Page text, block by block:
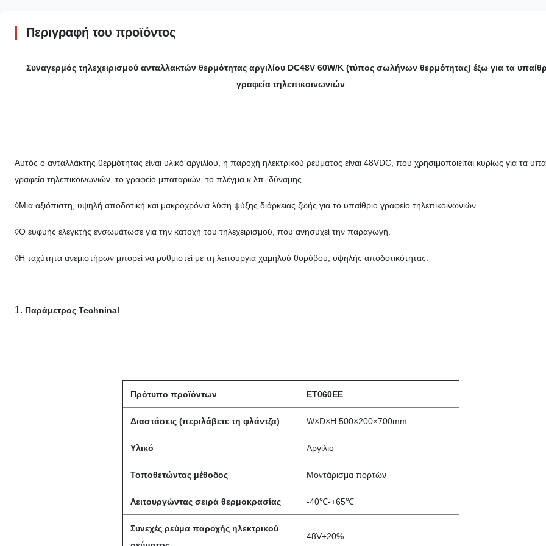
Περιγραφή του προϊόντος
Συναγερμός τηλεχειρισμού ανταλλακτών θερμότητας αργιλίου DC48V 60W/K (τύπος σωλήνων θερμότητας) έξω για τα
γραφεία τηλεπικοινωνιών
Αυτός ο ανταλλάκτης θερμότητας είναι υλικό αργιλίου, η παροχή ηλεκτρικού ρεύματος είναι 48VDC, που χρησιμοποιείται κυρίως για τα
γραφεία τηλεπικοινωνιών, το γραφείο μπαταριών, το πλέγμα κ.λπ. δύναμης.
◊Μια αξιόπιστη, υψηλή αποδοτική και μακροχρόνια λύση ψύξης διάρκειας ζωής για το υπαίθριο γραφείο τηλεπικοινωνιών
◊Ο ευφυής ελεγκτής ενσωμάτωσε για την κατοχή του τηλεχειρισμού, που ανησυχεί την παραγωγή.
◊Η ταχύτητα ανεμιστήρων μπορεί να ρυθμιστεί με τη λειτουργία χαμηλού θορύβου, υψηλής αποδοτικότητας.
1. Παράμετρος Techninal
Πρότυπο προϊόντων ET060EE
Διαστάσεις (περιλάβετε τη φλάντζα) W×D×H 500×200×700mm
Υλικό Αργίλιο
Τοποθετώντας μέθοδος Μοντάρισμα πορτών
Λειτουργώντας σειρά θερμοκρασίας -40℃-+65℃
Συνεχές ρεύμα παροχής ηλεκτρικού
48V±20%